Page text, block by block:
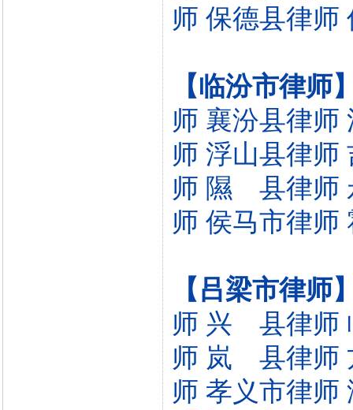
师 保德县律师
【临汾市律师
师 襄汾县律师
师 浮山县律师
师 隰 县律师
师 侯马市律师
【吕梁市律师
师 兴 县律师
师 岚 县律师
师 孝义市律师